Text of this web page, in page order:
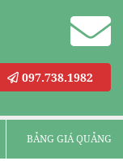
097.738.1982
BẢNG GIÁ QUẢNG